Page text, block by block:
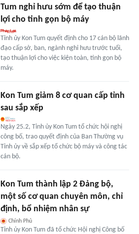
Tum nghỉ hưu sớm để tạo thuận
lợi cho tinh gọn bộ máy
Tỉnh ủy Kon Tum quyết định cho 17 cán bộ lãnh
đạo cấp sở, ban, ngành nghỉ hưu trước tuổi,
tạo thuận lợi cho việc kiện toàn, tinh gọn bộ
máy.
Kon Tum giảm 8 cơ quan cấp tỉnh
sau sắp xếp
Ngày 25.2, Tỉnh ủy Kon Tum tổ chức hội nghị
công bố, trao quyết định của Ban Thường vụ
Tỉnh ủy về sắp xếp tổ chức bộ máy và công tác
cán bộ.
Kon Tum thành lập 2 Đảng bộ,
một số cơ quan chuyên môn, chỉ
định, bổ nhiệm nhân sự
Chính Phủ
Tỉnh ủy Kon Tum đã tổ chức Hội nghị Công bố